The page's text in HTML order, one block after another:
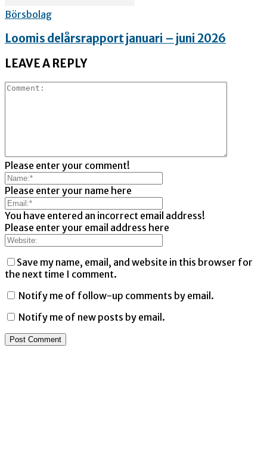
Börsbolag
Loomis delårsrapport januari – juni 2026
LEAVE A REPLY
Please enter your comment!
Please enter your name here
You have entered an incorrect email address!
Please enter your email address here
Save my name, email, and website in this browser for
the next time I comment.
Notify me of follow-up comments by email.
Notify me of new posts by email.